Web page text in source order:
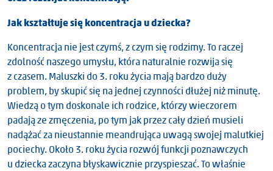
Jak kształtuje się koncentracja u dziecka?
Koncentracja nie jest czymś, z czym się rodzimy. To raczej
zdolność naszego umysłu, która naturalnie rozwija się
z czasem. Maluszki do 3. roku życia mają bardzo duży
problem, by skupić się na jednej czynności dłużej niż minutę.
Wiedzą o tym doskonale ich rodzice, którzy wieczorem
padają ze zmęczenia, po tym jak przez cały dzień musieli
nadążać za nieustannie meandrująca uwagą swojej malutkiej
pociechy. Około 3. roku życia rozwój funkcji poznawczych
u dziecka zaczyna błyskawicznie przyspieszać. To właśnie